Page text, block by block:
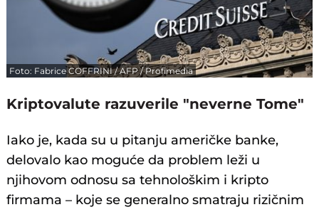
Foto: Fabrice COFFRINI / AFP / Profimedia
Kriptovalute razuverile "neverne Tome"
Iako je, kada su u pitanju američke banke,
delovalo kao moguće da problem leži u
njihovom odnosu sa tehnološkim i kripto
firmama – koje se generalno smatraju rizičnim